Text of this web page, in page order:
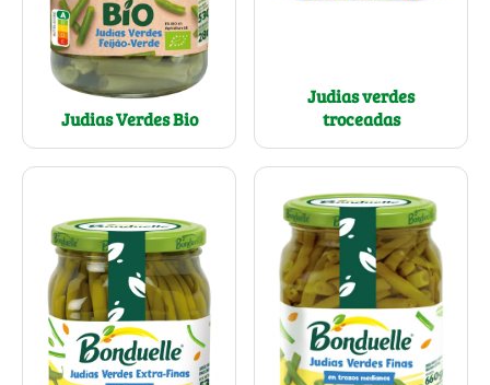
Judias Verdes Bio
Judias verdes
troceadas